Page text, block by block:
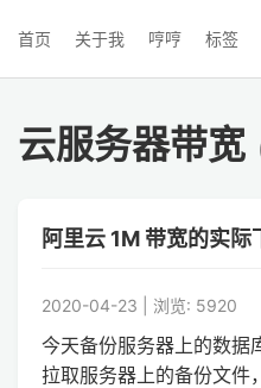
首页 关于我 哼哼 标签
云服务器带宽
阿里云 1M 带宽的实
2020-04-23 | 浏览: 5920
今天备份服务器上的数据
拉取服务器上的备份文件